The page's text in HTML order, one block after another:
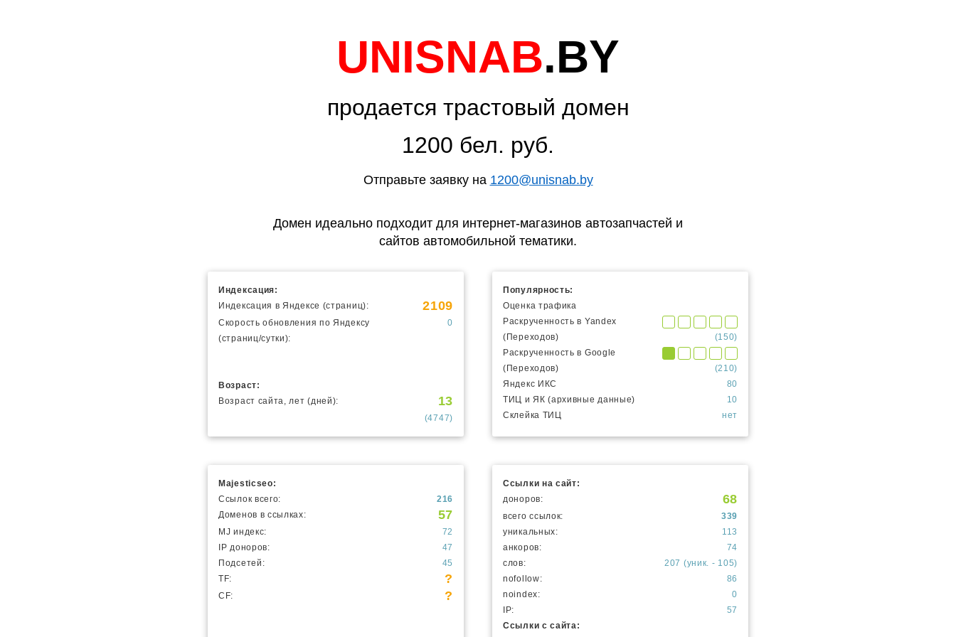
UNISNAB.BY
продается трастовый домен
1200 бел. руб.
Отправьте заявку на 1200@unisnab.by
Домен идеально подходит для интернет-магазинов автозапчастей и
сайтов автомобильной тематики.
Индексация:
Индексация в Яндексе (страниц):
2109
Скорость обновления по Яндексу
(страниц/сутки):
0
Возраст:
Возраст сайта, лет (дней):
13
(4747)
Популярность:
Оценка трафика
Раскрученность в Yandex
(Переходов)
(150)
Раскрученность в Google
(Переходов)
(210)
Яндекс ИКС
80
ТИЦ и ЯК (архивные данные)
10
Склейка ТИЦ
нет
Majesticseo:
Ссылок всего:
216
Доменов в ссылках:
57
MJ индекс:
72
IP доноров:
47
Подсетей:
45
TF:
?
CF: ?
Ссылки на сайт:
доноров:
68
всего ссылок:
339
уникальных:
113
анкоров:
74
слов:
207 (уник. - 105)
nofollow:
86
noindex:
0
IP:
57
Ссылки с сайта: